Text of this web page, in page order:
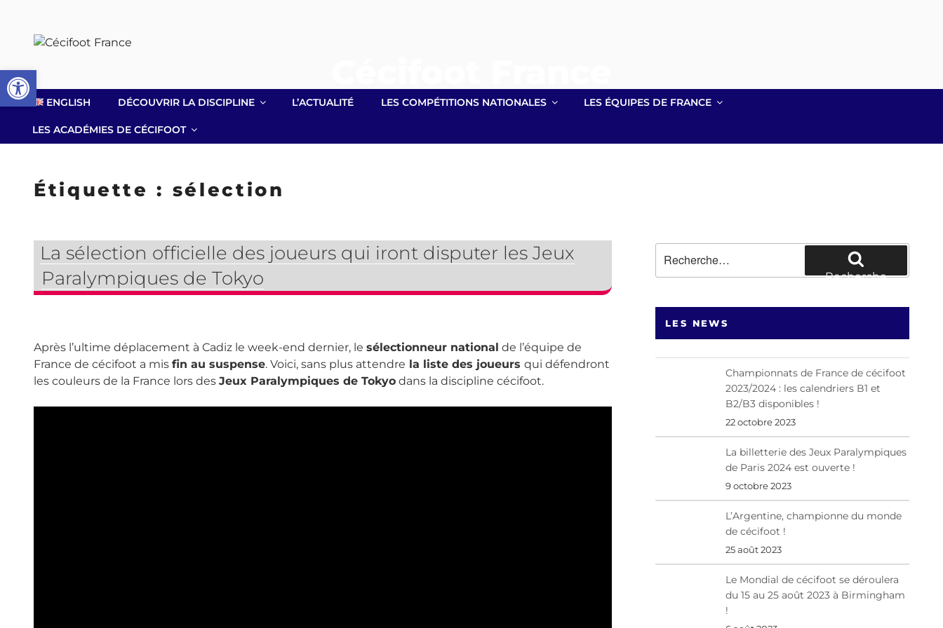
contenu
Site officiel lié à la Fédération Française Handisport
ENGLISH DÉCOUVRIR LA DISCIPLINE L’ACTUALITÉ LES COMPÉTITIONS NATIONALES LES ÉQUIPES DE FRANCE
LES ACADÉMIES DE CÉCIFOOT
Étiquette : sélection
La sélection officielle des joueurs qui iront disputer les Jeux
Paralympiques de Tokyo
Après l’ultime déplacement à Cadiz le week-end dernier, le sélectionneur national de l’équipe de
France de cécifoot a mis fin au suspense. Voici, sans plus attendre la liste des joueurs qui défendront
les couleurs de la France lors des Jeux Paralympiques de Tokyo dans la discipline cécifoot.
pour
:
Recherche
LES NEWS
Championnats de France de cécifoot
2023/2024 : les calendriers B1 et
B2/B3 disponibles !
22 octobre 2023
La billetterie des Jeux Paralympiques
de Paris 2024 est ouverte !
9 octobre 2023
L’Argentine, championne du monde
de cécifoot !
25 août 2023
Le Mondial de cécifoot se déroulera
du 15 au 25 août 2023 à Birmingham
!
Ouvrir la barre d’outils